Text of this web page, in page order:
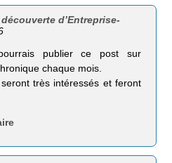
découverte d’Entreprise-
publier ce post sur
chaque mois.
très intéressés et feront